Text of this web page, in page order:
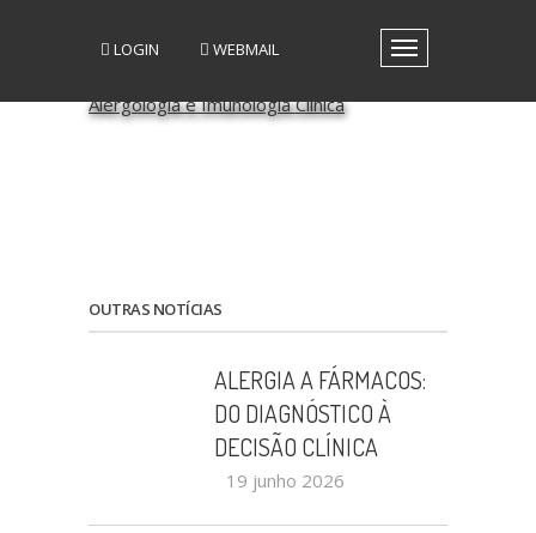
Toggle
GRUPOS DE INTERESSE
CONTACTOS
LOGIN WEBMAIL
OUTRAS NOTÍCIAS
ALERGIA A FÁRMACOS:
DO DIAGNÓSTICO À
DECISÃO CLÍNICA
19 junho 2026